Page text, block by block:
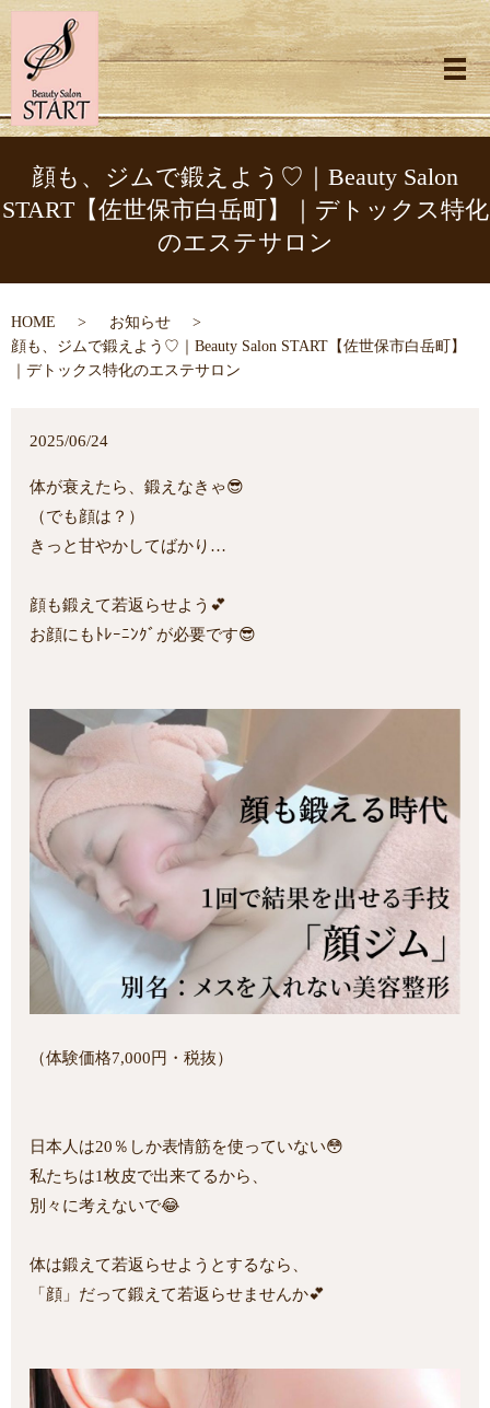
メ
顔も、ジムで鍛えよう♡｜Beauty Salon
START【佐世保市白岳町】｜デトックス特化
のエステサロン
HOME
お知らせ
顔も、ジムで鍛えよう♡｜Beauty Salon START【佐世保市白岳町】
｜デトックス特化のエステサロン
2025/06/24
体が衰えたら、鍛えなきゃ😎
（でも顔は？）
きっと甘やかしてばかり…
顔も鍛えて若返らせよう💕
お顔にもﾄﾚｰﾆﾝｸﾞが必要です😎
（体験価格7,000円・税抜）
日本人は20％しか表情筋を使っていない😳
私たちは1枚皮で出来てるから、
別々に考えないで😂
体は鍛えて若返らせようとするなら、
「顔」だって鍛えて若返らせませんか💕